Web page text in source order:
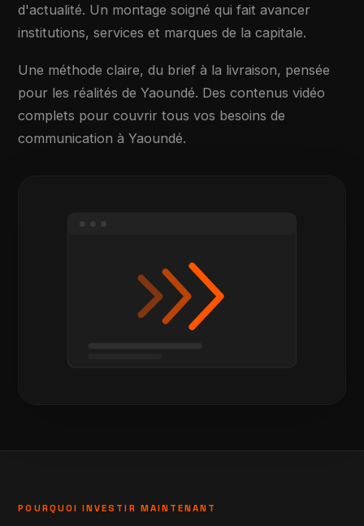
d'actualité. Un montage soigné qui fait avancer
institutions, services et marques de la capitale.
Une méthode claire, du brief à la livraison, pensée
pour les réalités de Yaoundé. Des contenus vidéo
complets pour couvrir tous vos besoins de
communication à Yaoundé.
POURQUOI INVESTIR MAINTENANT